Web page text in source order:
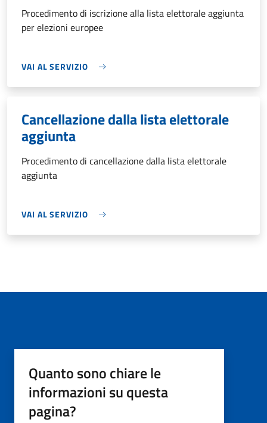
Procedimento di iscrizione alla lista elettorale aggiunta
per elezioni europee
VAI AL SERVIZIO
Cancellazione dalla lista elettorale
aggiunta
Procedimento di cancellazione dalla lista elettorale
aggiunta
VAI AL SERVIZIO
Quanto sono chiare le
informazioni su questa
pagina?